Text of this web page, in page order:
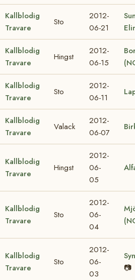
Kallblodig
Travare
Sto
2012-
06-21
Kallblodig
Travare
Hingst
2012-
06-15
Kallblodig
Travare
Sto
2012-
06-11
Kallblodig
Travare
Valack
2012-
06-07
Kallblodig
Travare
Hingst
2012-
06-
05
Kallblodig
Travare
Sto
2012-
06-
04
Kallblodig
Travare
Sto
2012-
06-
03
📷